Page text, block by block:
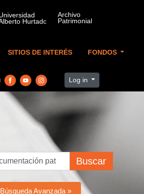
SITIOS DE INTERÉS FONDOS
Log in
Buscar
Búsqueda Avanzada »